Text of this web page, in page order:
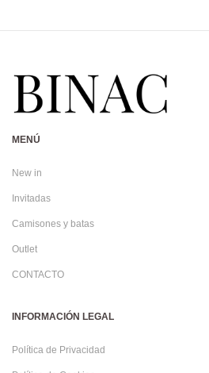
MENÚ
New in
Invitadas
Camisones y batas
Outlet
CONTACTO
INFORMACIÓN LEGAL
Política de Privacidad